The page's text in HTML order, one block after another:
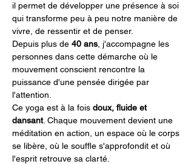
il permet de développer une présence à soi
qui transforme peu à peu notre manière de
vivre, de ressentir et de penser.
Depuis plus de 40 ans , j'accompagne les
personnes dans cette démarche où le
mouvement conscient rencontre la
puissance d'une pensée dirigée par
l'attention.
Ce yoga est à la fois doux, fluide et
dansant. Chaque mouvement devient une
méditation en action, un espace où le corps
se libère, où le souffle s'approfondit et où
l'esprit retrouve sa clarté.